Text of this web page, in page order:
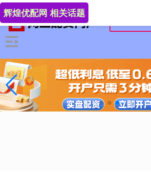
辉煌优配网 相关话题